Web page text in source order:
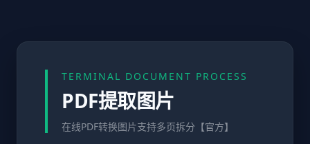
TERMINAL DOCUMENT PROCESS
PDF提取图片
在线PDF转换图片支持多页拆分【官方】